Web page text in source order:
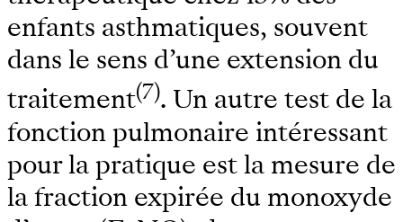
enfants asthmatiques, souvent
dans le sens d’une extension du
traitement(7). Un autre test de la
fonction pulmonaire intéressant
pour la pratique est la mesure de
la fraction expirée du monoxyde